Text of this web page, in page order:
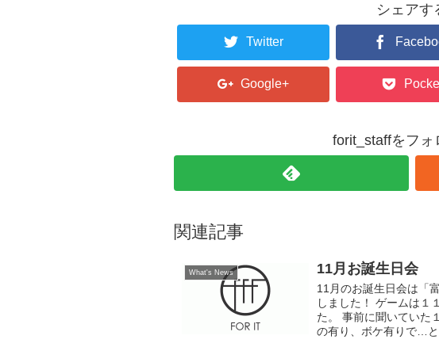
シェアす
Twitter
Google+
forit_staffをフォ
関連記事
What's News 11月お誕生日会
11月のお誕生日会は「
しました！ ゲームは１
た。 事前に聞いていた
の有り、ボケ有りで…